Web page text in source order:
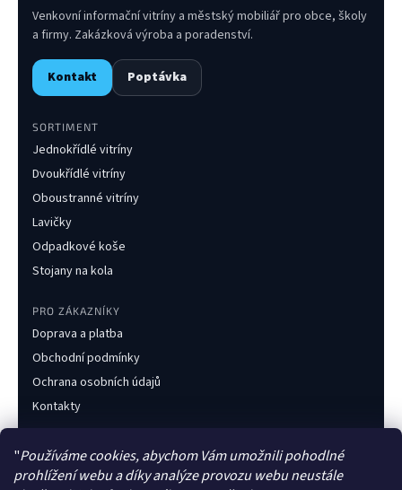
"Používáme cookies, abychom Vám umožnili pohodlné
prohlížení webu a díky analýze provozu webu neustále
Venkovní informační vitríny a městský mobiliář pro obce, školy
a firmy. Zakázková výroba a poradenství.
Kontakt Poptávka
SORTIMENT
Jednokřídlé vitríny
Dvoukřídlé vitríny
Oboustranné vitríny
Lavičky
Odpadkové koše
Stojany na kola
PRO ZÁKAZNÍKY
Doprava a platba
Obchodní podmínky
Ochrana osobních údajů
Kontakty
+420 733 216 437